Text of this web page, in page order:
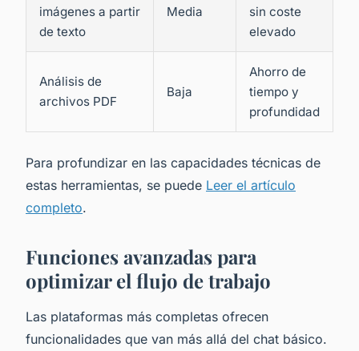
imágenes a partir
de texto
Media
sin coste
elevado
Análisis de
archivos PDF
Baja
Ahorro de
tiempo y
profundidad
Para profundizar en las capacidades técnicas de
estas herramientas, se puede Leer el artículo
completo.
Funciones avanzadas para
optimizar el flujo de trabajo
Las plataformas más completas ofrecen
funcionalidades que van más allá del chat básico.